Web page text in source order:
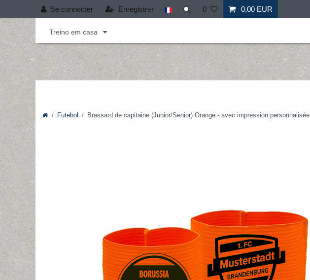
Se connecter Enregistrer 0 0,00 EUR
Andebol Cobertura T-PRO Desporto infantil Fitness
Treino em casa
Futebol Brassard de capitaine (Junior/Senior) Orange - avec impression personnalisée